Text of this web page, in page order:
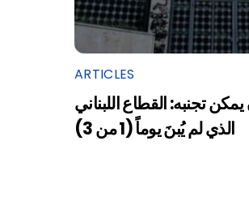
ARTICLES
يمكن تجنبه: القطاع اللبناني
الذي لم يُبنَ يوماً (1 من 3)